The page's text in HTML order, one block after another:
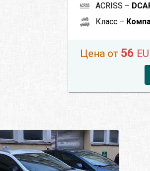
ACRISS –
Класс –
Цена от 56